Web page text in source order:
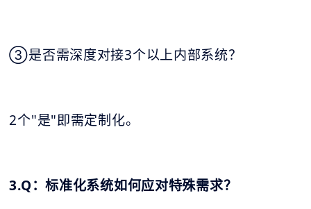
③是否需深度对接3个以上内部系统？
2个"是"即需定制化。
3.Q：标准化系统如何应对特殊需求？